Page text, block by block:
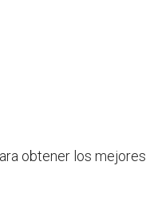
obtener los mejores